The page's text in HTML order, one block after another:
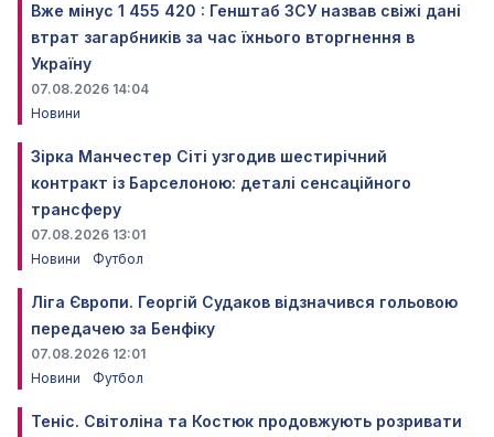
Вже мінус 1 455 420 : Генштаб ЗСУ назвав свіжі дані
втрат загарбників за час їхнього вторгнення в
Україну
07.08.2026 14:04
Новини
Зірка Манчестер Сіті узгодив шестирічний
контракт із Барселоною: деталі сенсаційного
трансферу
07.08.2026 13:01
Новини
Футбол
Ліга Європи. Георгій Судаков відзначився гольовою
передачею за Бенфіку
07.08.2026 12:01
Новини
Футбол
Теніс. Світоліна та Костюк продовжують розривати